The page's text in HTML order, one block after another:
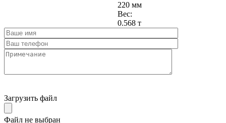
220 мм
Вес:
0.568 т
Загрузить файл
Файл не выбран